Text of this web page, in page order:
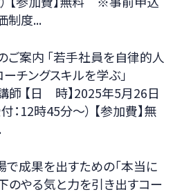
制度...
案内 「若手社員を自律的人
チングスキルを学ぶ」
【日 時】2025年5月26日
：12時45分～） 【参加費】無
で成果を出すための「本当に
のやる気と力を引き出すコー